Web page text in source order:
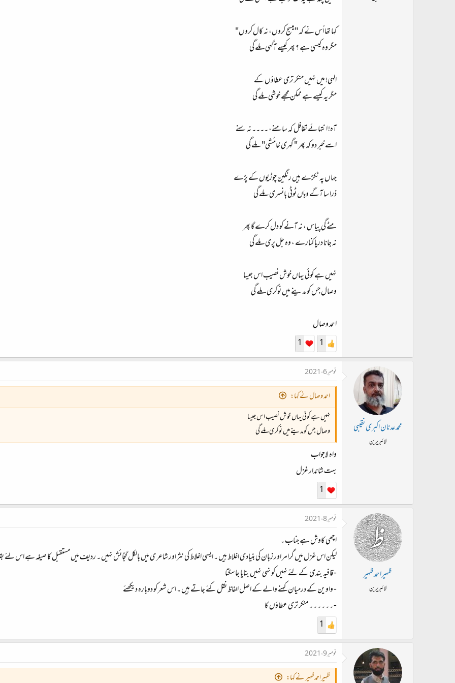
کہا تھا اُس نے کہ "میسج کروں، نہ کال کروں"
مگر وہ کیسی ہے ؟ پھر کیسے آگہی ملے گی
الہی! میں نہیں منکر تری عطاؤں کے
مگر یہ کیسے ہے ممکن مجھے خوشی ملے گی
آہ! انتہائے تغافل کہ سامنے، ۔۔۔۔ نہ سنے
اسے خبر دو کہ پھر " گہری خامُشی" ملے گی
جہاں پہ ٹکڑے ہیں رنگین چوڑیوں کے پڑے
ذرا سا آگے وہاں ٹوٹی بانسری ملے گی
مٹے گی پیاس ، نہ آنے کو دل کرے گا پھر
نہ جانا دریا کنارے ، وہ جل پری ملے گی
نہیں ہے کوئی یہاں خوش نصیب اس جیسا
وصال جس کو مدینے میں نوکری ملے گی
احمد وصال
1
1
محمد عدنان اکبری نقیبی
لائبریرین
نومبر 6، 2021
احمد وصال نے کہا:
نہیں ہے کوئی یہاں خوش نصیب اس جیسا
وصال جس کو مدینے میں نوکری ملے گی
واہ لاجواب
بہت شاندار غزل
1
ظہیراحمدظہیر
لائبریرین
نومبر 8، 2021
اچھی کاوش ہے جناب ۔
لیکن اس غزل میں گرامر اور زبان کی بنیادی اغلاط ہیں ۔ ایسی اغلاط کی نثر اور شاعر ی میں بالکل گنجائش نہیں ۔ ردیف میں مستقبل کا صیغہ ہے اس
- قافیہ بندی کے لئے نہیں کو نہی نہیں بنایا جاسکتا
- واوین کے درمیان کہنے والے کے اصل الفاظ نقل کئے جاتے ہیں ۔ اس شعر کو دوبارہ دیکھئے
- ۔۔۔۔۔۔ منکر تری عطاؤں کا
1
نومبر 9، 2021
ظہیراحمدظہیر نے کہا: